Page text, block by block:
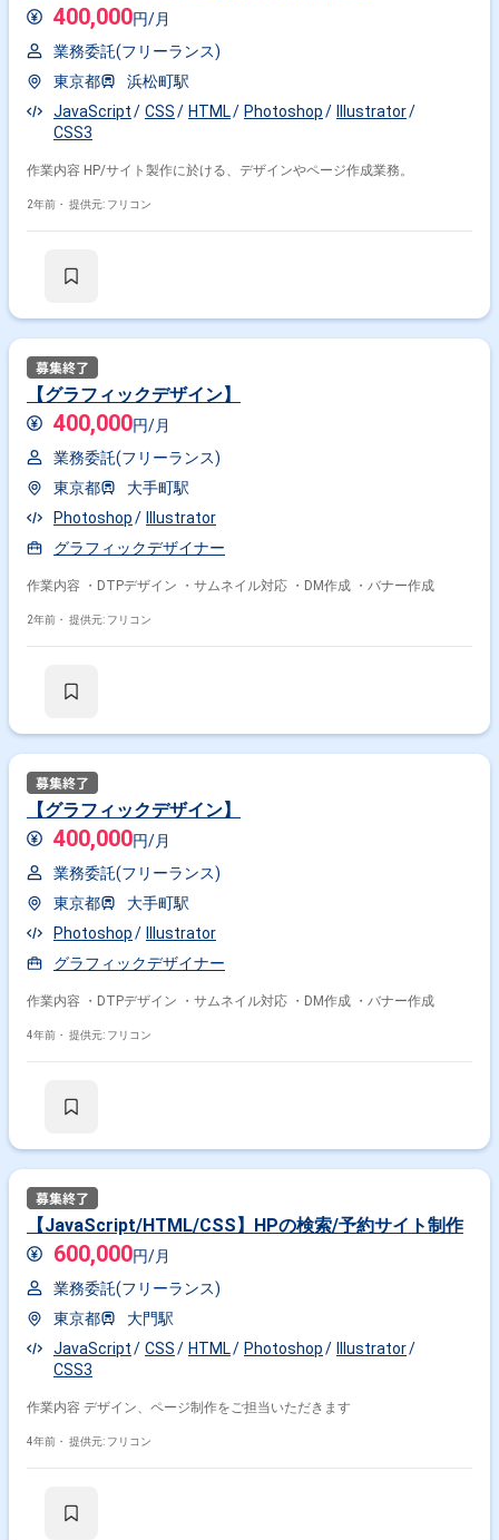
400,000円/月
業務委託(フリーランス)
東京都
浜松町駅
JavaScript
CSS HTML Photoshop
Illustrator
CSS3
作業内容 HP/サイト製作に於ける、デザインやページ作成業務。
2年前・ 提供元: フリコン
【グラフィックデザイン】
400,000円/月
業務委託(フリーランス)
東京都
大手町駅
Photoshop
Illustrator
グラフィックデザイナー
作業内容 ・DTPデザイン ・サムネイル対応 ・DM作成 ・バナー作成
2年前・ 提供元: フリコン
【グラフィックデザイン】
400,000円/月
業務委託(フリーランス)
東京都
大手町駅
Photoshop
Illustrator
グラフィックデザイナー
作業内容 ・DTPデザイン ・サムネイル対応 ・DM作成 ・バナー作成
4年前・ 提供元: フリコン
【JavaScript/HTML/CSS】HPの検索/予約サイト制作
600,000円/月
業務委託(フリーランス)
東京都
大門駅
JavaScript
CSS HTML Photoshop
Illustrator
CSS3
作業内容 デザイン、ページ制作をご担当いただきます
4年前・ 提供元: フリコン